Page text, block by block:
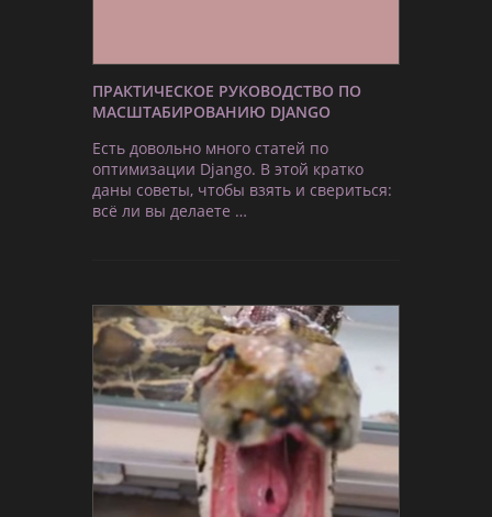
ПРАКТИЧЕСКОЕ РУКОВОДСТВО ПО
МАСШТАБИРОВАНИЮ DJANGO
Есть довольно много статей по
оптимизации Django. В этой кратко
даны советы, чтобы взять и свериться:
всё ли вы делаете …